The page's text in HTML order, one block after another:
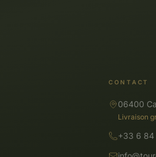
CONTACT
06400
Livraison
+33 6